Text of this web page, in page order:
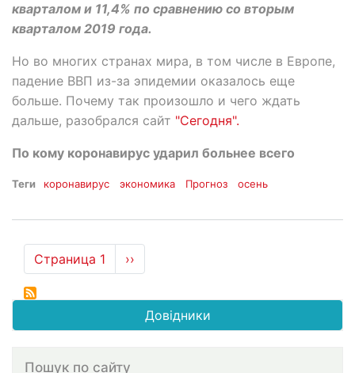
кварталом и 11,4% по сравнению со вторым
кварталом 2019 года.
Но во многих странах мира, в том числе в Европе,
падение ВВП из-за эпидемии оказалось еще
больше. Почему так произошло и чего ждать
дальше, разобрался сайт "Сегодня".
По кому коронавирус ударил больнее всего
Теги коронавирус экономика Прогноз осень
Нумерация
страниц
Страница 1
Следующая
страница
››
Довідники
Пошук по сайту